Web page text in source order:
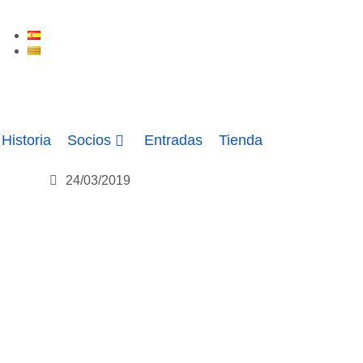
Socios Entradas Tienda
24/03/2019